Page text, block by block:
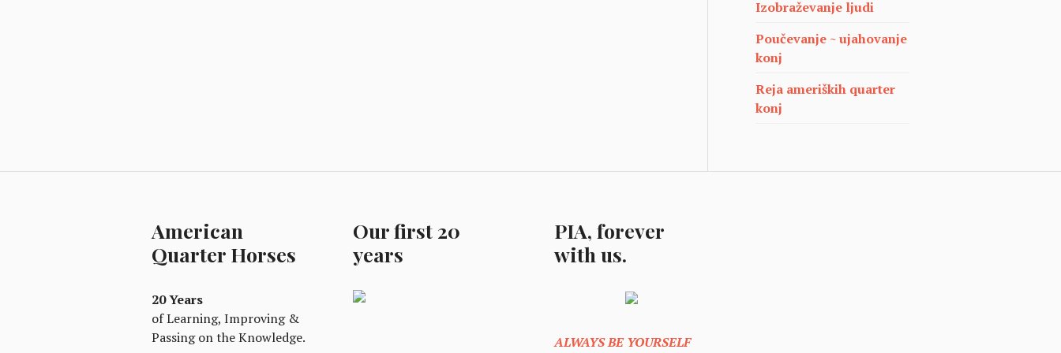
Izobraževanje ljudi
Poučevanje ~ ujahovanje
konj
Reja ameriških quarter
konj
American
Quarter Horses
20 Years
of Learning, Improving &
Passing on the Knowledge.
Our first 20
years
PIA, forever
with us.
ALWAYS BE YOURSELF